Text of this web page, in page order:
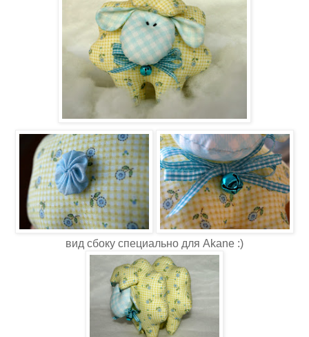
вид сбоку специально для Akane :)